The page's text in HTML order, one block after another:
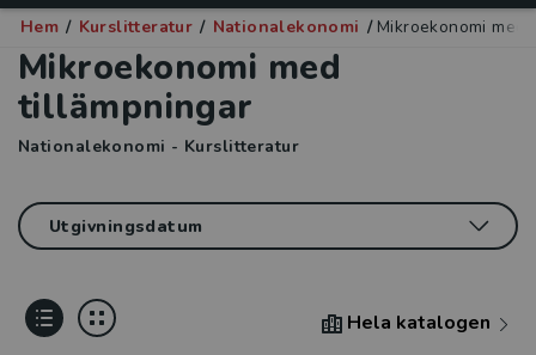
Hem / Kurslitteratur / Nationalekonomi / Mikroekonomi med
Mikroekonomi med
tillämpningar
Nationalekonomi - Kurslitteratur
Hela katalogen